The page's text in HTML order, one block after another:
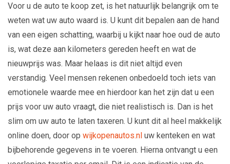
Voor u de auto te koop zet, is het natuurlijk belangrijk om te
weten wat uw auto waard is. U kunt dit bepalen aan de hand
van een eigen schatting, waarbij u kijkt naar hoe oud de auto
is, wat deze aan kilometers gereden heeft en wat de
nieuwprijs was. Maar helaas is dit niet altijd even
verstandig. Veel mensen rekenen onbedoeld toch iets van
emotionele waarde mee en hierdoor kan het zijn dat u een
prijs voor uw auto vraagt, die niet realistisch is. Dan is het
slim om uw auto te laten taxeren. U kunt dit al heel makkelijk
online doen, door op wijkopenautos.nl uw kenteken en wat
bijbehorende gegevens in te voeren. Hierna ontvangt u een